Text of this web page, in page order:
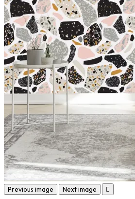
Previous image Next image 